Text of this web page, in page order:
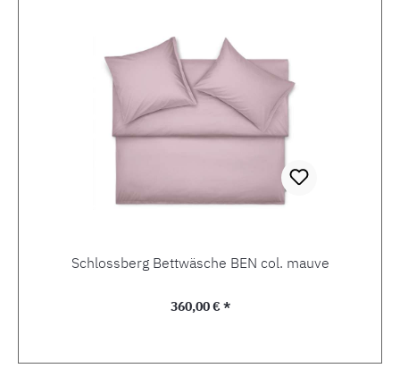
Schlossberg Bettwäsche BEN col. mauve
Regulärer Preis:
360,00 € *